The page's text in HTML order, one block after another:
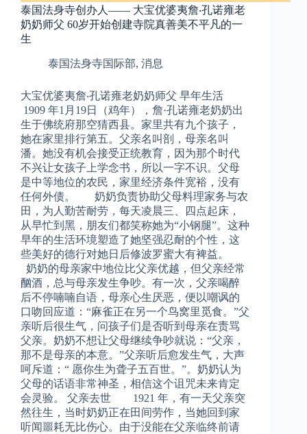
泰国法身寺创办人—— 大宝优婆夷詹‧孔诺雍老
奶奶师父 60岁开始创建寺院真善美不平凡的一
生
泰国法身寺国际部, 消息
大宝优婆夷詹‧孔诺雍老奶奶师父 早年生活
1909 年1月19日（鸡年），詹·孔诺雍老奶奶出
生于佛统府那空猜西县。家里共有九个孩子，
她在家里排行第五。父亲名叫剖，母亲名叫
潘。她没有机会接受正统教育，因为那个时代
不兴让女孩子上学念书，所以一字不识。父母
是中等地位的农民，家里经济条件宽裕，没有
任何外债。 奶奶负责协助父母料理家务与农
田，为人勤苦耐劳，每天凌晨三、四点起床，
从早忙到黑，朋友们都笑称她为“小钢腿”。这种
早年的生活环境塑造了她坚强忍耐的个性，这
些美好的德行对她日后修波罗蜜大有裨益。
奶奶的母亲家中地位比父亲优越，但父亲经常
酗酒，总与母亲发生争吵。有一次，父亲喝醉
后不停喃喃自语，母亲心生厌恶，便以嘲讽的
口吻回应道：“麻雀正在另一个鸟窝里觅食。”父
亲听后很生气，问孩子们是否听到母亲在责骂
父亲。奶奶不想让父母继续争吵就说：“父亲，
那不是母亲的本意。”父亲听后愈发生气，大声
呵斥道：“ 愿你生为聋子五百世。”。奶奶认为
父母的话语非常神圣，相信这个诅咒未来肯定
会灵验。 父亲去世 1921 年，有一天父亲突
然往生，当时奶奶正在田间劳作，当她回到家
听闻噩耗无比伤心。由于没能在父亲临终前请